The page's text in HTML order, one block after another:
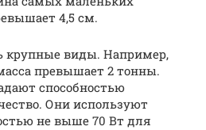
4,5 см.
крупные виды. Например,
превышает 2 тонны.
способностью
Они используют
не выше 70 Вт для